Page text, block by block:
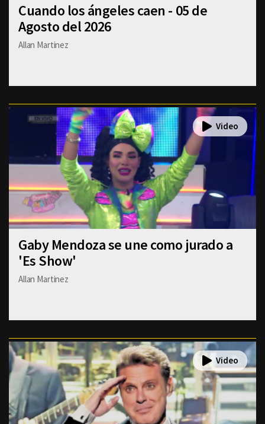
Cuando los ángeles caen - 05 de
Agosto del 2026
Allan Martinez
Gaby Mendoza se une como jurado a
'Es Show'
Allan Martinez